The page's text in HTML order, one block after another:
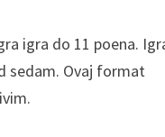
igra do 11 poena.
sedam. Ovaj format